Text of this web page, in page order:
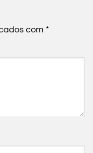
com *